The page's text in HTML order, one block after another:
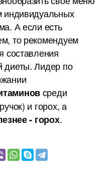
индивидуальных
А если есть
то рекомендуем
составления
диеты. Лидер по
среди
и горох, а
- горох.